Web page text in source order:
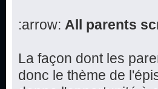
:arrow: All parents
La façon dont les
donc le thème de